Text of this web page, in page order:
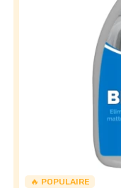
🔥 POPULAIRE